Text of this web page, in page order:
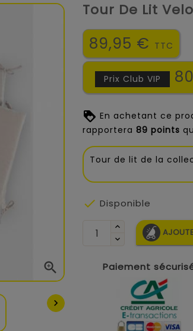


Tour De Lit
89,95 € TTC
Prix Club VIP
En achetant ce
rapportera 89 points
Tour de lit de la
 Disponible
Paiement